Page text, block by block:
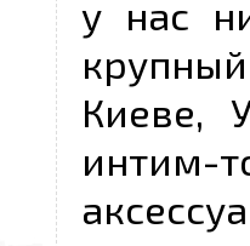
у нас
Киеве,